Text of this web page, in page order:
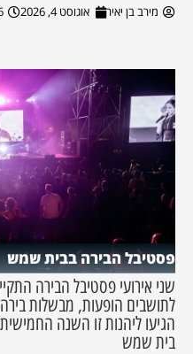
מירב בן יאיר אוגוסט 4, 2026
פסטיבל הבירה בבית שמש
שני אירועי פסטיבל הבירה
לתושבים הופעות, מבשלות
הגיעו ליהנות זו השנה
בית שמש